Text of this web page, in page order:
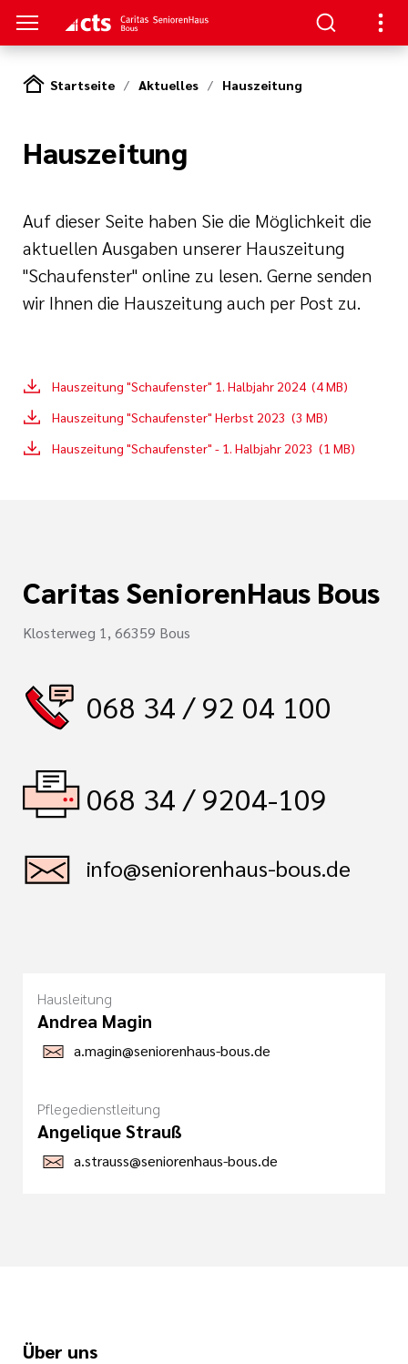
Arbeit
Startseite Aktuelles Hauszeitung
Hauszeitung
Auf dieser Seite haben Sie die Möglichkeit die
aktuellen Ausgaben unserer Hauszeitung
"Schaufenster" online zu lesen. Gerne senden
wir Ihnen die Hauszeitung auch per Post zu.
Hauszeitung "Schaufenster" 1. Halbjahr 2024 (4 MB)
Hauszeitung "Schaufenster" Herbst 2023 (3 MB)
Hauszeitung "Schaufenster" - 1. Halbjahr 2023 (1 MB)
Caritas SeniorenHaus Bous
Klosterweg 1, 66359 Bous
068 34 / 92 04 100
068 34 / 9204-109
info@seniorenhaus-bous.de
Hausleitung
Andrea Magin
a.magin@seniorenhaus-bous.de
Pflegedienstleitung
Angelique Strauß
a.strauss@seniorenhaus-bous.de
Über uns